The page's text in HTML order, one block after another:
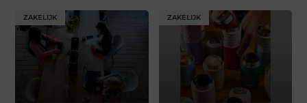
ZAKELIJK ZAKELIJK